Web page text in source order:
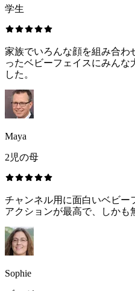
学生
家族でいろんな顔を組み合わ
ったベビーフェイスにみんな
した。
Maya
2児の母
チャンネル用に面白いベビー
アクションが最高で、しかも
Sophie